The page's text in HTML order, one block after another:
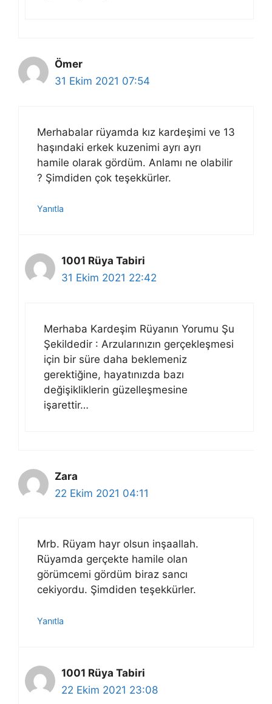
Ömer
31 Ekim 2021 07:54
Merhabalar rüyamda kız kardeşimi ve 13
haşındaki erkek kuzenimi ayrı ayrı
hamile olarak gördüm. Anlamı ne olabilir
? Şimdiden çok teşekkürler.
Yanıtla
1001 Rüya Tabiri
31 Ekim 2021 22:42
Merhaba Kardeşim Rüyanın Yorumu Şu
Şekildedir : Arzularınızın gerçekleşmesi
için bir süre daha beklemeniz
gerektiğine, hayatınızda bazı
değişikliklerin güzelleşmesine
işarettir…
Zara
22 Ekim 2021 04:11
Mrb. Rüyam hayr olsun inşaallah.
Rüyamda gerçekte hamile olan
görümcemi gördüm biraz sancı
cekiyordu. Şimdiden teşekkürler.
Yanıtla
1001 Rüya Tabiri
22 Ekim 2021 23:08